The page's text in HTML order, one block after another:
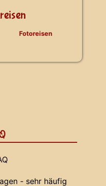
Fotoreisen
- sehr häufig